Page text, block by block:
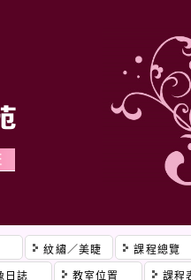
紋繡／美睫 課程總覽
日誌 教室位置 課程